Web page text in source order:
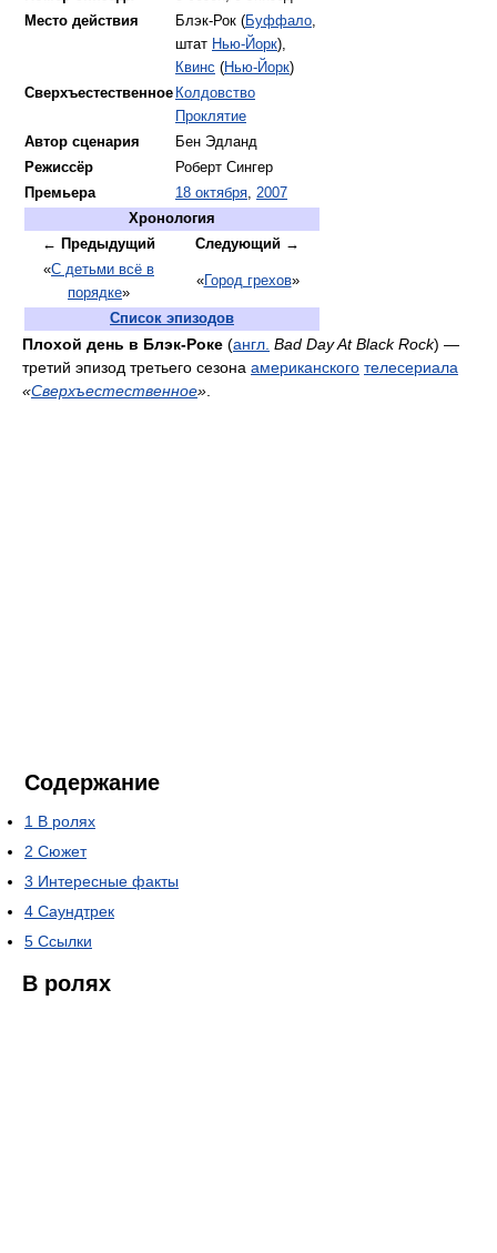
Место действия
Блэк-Рок (Буффало,
штат Нью-Йорк),
Квинс (Нью-Йорк)
Сверхъестественное Колдовство
Проклятие
Автор сценария
Бен Эдланд
Режиссёр
Роберт Сингер
Премьера
18 октября, 2007
Хронология
← Предыдущий
Следующий →
«С детьми всё в
порядке»
«Город грехов»
Список эпизодов
Плохой день в Блэк-Роке (англ. Bad Day At Black Rock) —
третий эпизод третьего сезона американского телесериала
«Сверхъестественное»
Содержание
1 В ролях
2 Сюжет
3 Интересные факты
4 Саундтрек
5 Ссылки
В ролях